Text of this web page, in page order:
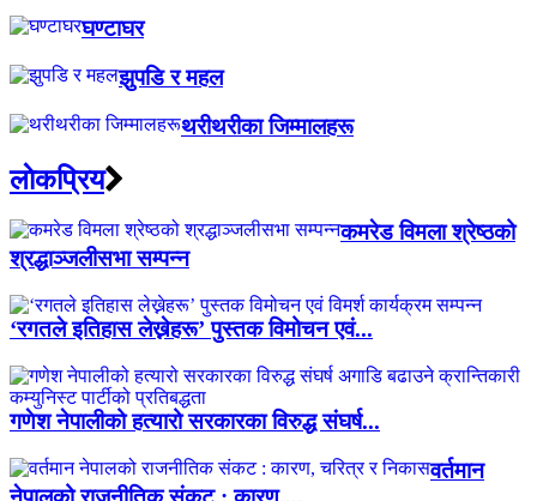
घण्टाघर
झुपडि र महल
थरीथरीका जिम्मालहरू
लाेकप्रिय
कमरेड विमला श्रेष्ठको
श्रद्धाञ्जलीसभा सम्पन्न
‘रगतले इतिहास लेख्नेहरू’ पुस्तक विमोचन एवं...
गणेश नेपालीको हत्यारो सरकारका विरुद्ध संघर्ष...
वर्तमान